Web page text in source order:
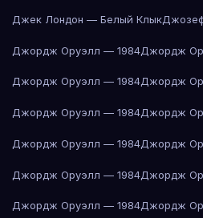
Джек Лондон — Белый Клык
Джордж Оруэлл — 1984Джордж
Джордж Оруэлл — 1984Джордж
Джордж Оруэлл — 1984Джордж
Джордж Оруэлл — 1984Джордж
Джордж Оруэлл — 1984Джордж
Джордж Оруэлл — 1984Джордж